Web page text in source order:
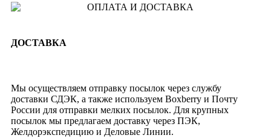
ДОСТАВКА
Мы осуществляем отправку посылок через службу
доставки СДЭК, а также используем Boxberry и Почту
России для отправки мелких посылок. Для крупных
посылок мы предлагаем доставку через ПЭК,
Желдорэкспедицию и Деловые Линии.